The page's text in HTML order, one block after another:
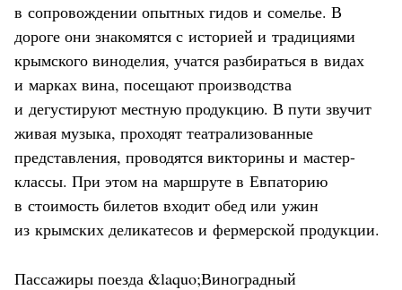
в сопровождении опытных гидов и сомелье. В
дороге они знакомятся с историей и традициями
крымского виноделия, учатся разбираться в видах
и марках вина, посещают производства
и дегустируют местную продукцию. В пути звучит
живая музыка, проходят театрализованные
представления, проводятся викторины и мастер-
классы. При этом на маршруте в Евпаторию
в стоимость билетов входит обед или ужин
из крымских деликатесов и фермерской продукции.
Пассажиры поезда &laquo;Виноградный